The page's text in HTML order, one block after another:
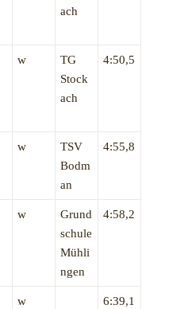
ach
w
TG
Stock
ach
4:50,5
w
TSV
Bodm
an
4:55,8
w
Grund
schule
Mühli
ngen
4:58,2
w 6:39,1